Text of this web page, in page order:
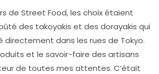
de Street Food, les choix étaient
des takoyakis et des dorayakis qui
directement dans les rues de Tokyo.
et le savoir-faire des artisans
de toutes mes attentes. C’était